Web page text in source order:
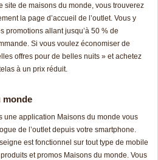
site de maisons du monde, vous trouverez
la page d’accueil de l’outlet. Vous y
promotions allant jusqu’à 50 % de
Si vous voulez économiser de
offres pour de belles nuits » et achetez
à un prix réduit.
monde
une application Maisons du monde vous
de l’outlet depuis votre smartphone.
est fonctionnel sur tout type de mobile
et promos Maisons du monde. Vous